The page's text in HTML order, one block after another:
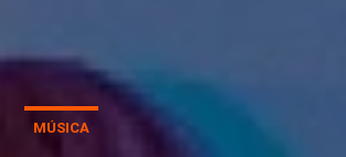
MÚSICA